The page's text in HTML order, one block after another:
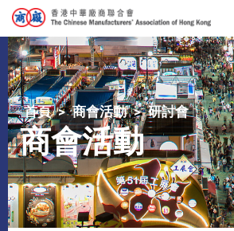
首頁 商會活動 研討會
商會活動